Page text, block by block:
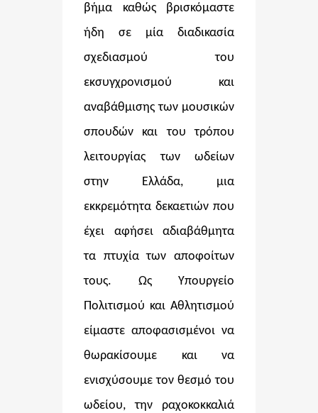
βήμα καθώς βρισκόμαστε
ήδη σε μία διαδικασία
σχεδιασμού του
εκσυγχρονισμού και
αναβάθμισης των μουσικών
σπουδών και του τρόπου
λειτουργίας των ωδείων
στην Ελλάδα, μια
εκκρεμότητα δεκαετιών που
έχει αφήσει αδιαβάθμητα
τα πτυχία των αποφοίτων
τους. Ως Υπουργείο
Πολιτισμού και Αθλητισμού
είμαστε αποφασισμένοι να
θωρακίσουμε και να
ενισχύσουμε τον θεσμό του
ωδείου, την ραχοκοκκαλιά